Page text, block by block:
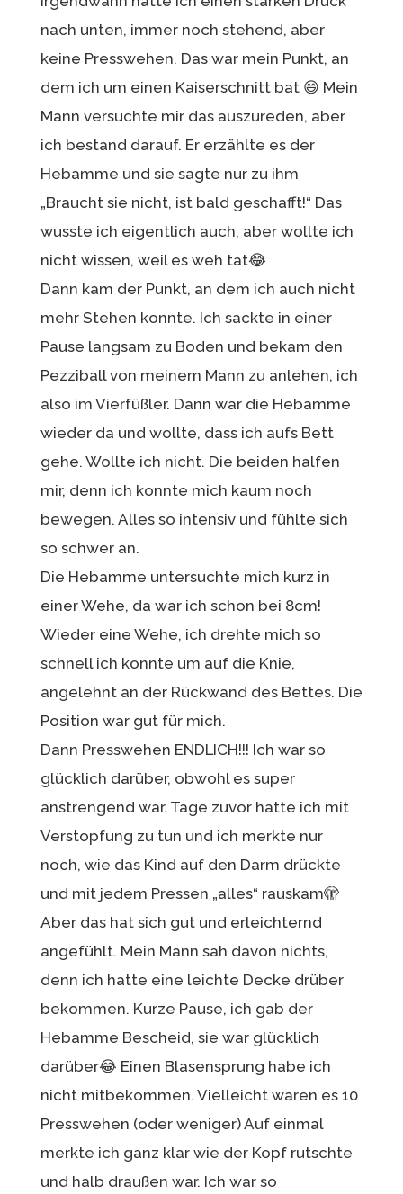
nach unten, immer noch stehend, aber
keine Presswehen. Das war mein Punkt, an
dem ich um einen Kaiserschnitt bat 😄 Mein
Mann versuchte mir das auszureden, aber
ich bestand darauf. Er erzählte es der
Hebamme und sie sagte nur zu ihm
„Braucht sie nicht, ist bald geschafft!“ Das
wusste ich eigentlich auch, aber wollte ich
nicht wissen, weil es weh tat😂
Dann kam der Punkt, an dem ich auch nicht
mehr Stehen konnte. Ich sackte in einer
Pause langsam zu Boden und bekam den
Pezziball von meinem Mann zu anlehen, ich
also im Vierfüßler. Dann war die Hebamme
wieder da und wollte, dass ich aufs Bett
gehe. Wollte ich nicht. Die beiden halfen
mir, denn ich konnte mich kaum noch
bewegen. Alles so intensiv und fühlte sich
so schwer an.
Die Hebamme untersuchte mich kurz in
einer Wehe, da war ich schon bei 8cm!
Wieder eine Wehe, ich drehte mich so
schnell ich konnte um auf die Knie,
angelehnt an der Rückwand des Bettes. Die
Position war gut für mich.
Dann Presswehen ENDLICH!!! Ich war so
glücklich darüber, obwohl es super
anstrengend war. Tage zuvor hatte ich mit
Verstopfung zu tun und ich merkte nur
noch, wie das Kind auf den Darm drückte
und mit jedem Pressen „alles“ rauskam🫣
Aber das hat sich gut und erleichternd
angefühlt. Mein Mann sah davon nichts,
denn ich hatte eine leichte Decke drüber
bekommen. Kurze Pause, ich gab der
Hebamme Bescheid, sie war glücklich
darüber😂 Einen Blasensprung habe ich
nicht mitbekommen. Vielleicht waren es 10
Presswehen (oder weniger) Auf einmal
merkte ich ganz klar wie der Kopf rutschte
und halb draußen war. Ich war so